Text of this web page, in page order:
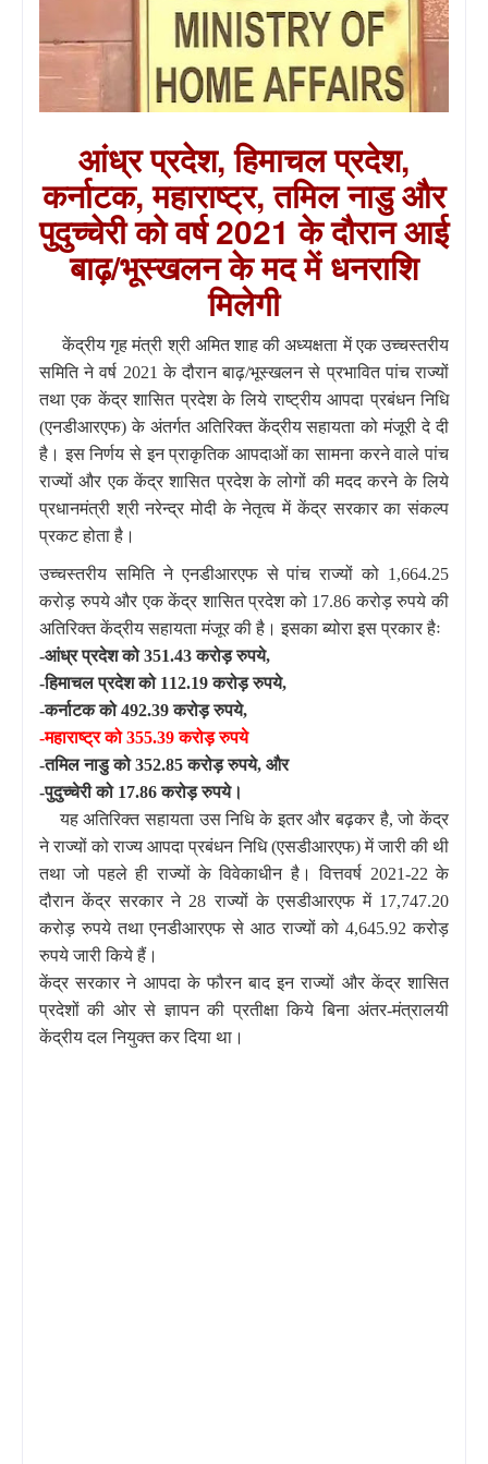
आंध्र प्रदेश, हिमाचल प्रदेश,
कर्नाटक, महाराष्ट्र, तमिल नाडु और
पुदुच्चेरी को वर्ष 2021 के दौरान आई
बाढ़/भूस्खलन के मद में धनराशि
मिलेगी
केंद्रीय गृह मंत्री श्री अमित शाह की अध्यक्षता में एक उच्चस्तरीय
समिति ने वर्ष 2021 के दौरान बाढ़/भूस्खलन से प्रभावित पांच राज्यों
तथा एक केंद्र शासित प्रदेश के लिये राष्ट्रीय आपदा प्रबंधन निधि
(एनडीआरएफ) के अंतर्गत अतिरिक्त केंद्रीय सहायता को मंजूरी दे दी
है। इस निर्णय से इन प्राकृतिक आपदाओं का सामना करने वाले पांच
राज्यों और एक केंद्र शासित प्रदेश के लोगों की मदद करने के लिये
प्रधानमंत्री श्री नरेन्द्र मोदी के नेतृत्व में केंद्र सरकार का संकल्प
प्रकट होता है।
उच्चस्तरीय समिति ने एनडीआरएफ से पांच राज्यों को 1,664.25
करोड़ रुपये और एक केंद्र शासित प्रदेश को 17.86 करोड़ रुपये की
अतिरिक्त केंद्रीय सहायता मंजूर की है। इसका ब्योरा इस प्रकार हैः
-आंध्र प्रदेश को 351.43 करोड़ रुपये,
-हिमाचल प्रदेश को 112.19 करोड़ रुपये,
-कर्नाटक को 492.39 करोड़ रुपये,
-महाराष्ट्र को 355.39 करोड़ रुपये
-तमिल नाडु को 352.85 करोड़ रुपये, और
-पुदुच्चेरी को 17.86 करोड़ रुपये।
यह अतिरिक्त सहायता उस निधि के इतर और बढ़कर है, जो केंद्र
ने राज्यों को राज्य आपदा प्रबंधन निधि (एसडीआरएफ) में जारी की थी
तथा जो पहले ही राज्यों के विवेकाधीन है। वित्तवर्ष 2021-22 के
दौरान केंद्र सरकार ने 28 राज्यों के एसडीआरएफ में 17,747.20
करोड़ रुपये तथा एनडीआरएफ से आठ राज्यों को 4,645.92 करोड़
रुपये जारी किये हैं।
केंद्र सरकार ने आपदा के फौरन बाद इन राज्यों और केंद्र शासित
प्रदेशों की ओर से ज्ञापन की प्रतीक्षा किये बिना अंतर-मंत्रालयी
केंद्रीय दल नियुक्त कर दिया था।